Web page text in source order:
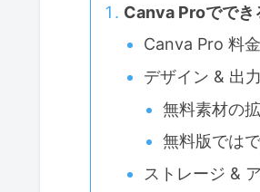
Canva Proででき
Canva Pro 料金
デザイン & 出力
無料素材の
無料版では
ストレージ &